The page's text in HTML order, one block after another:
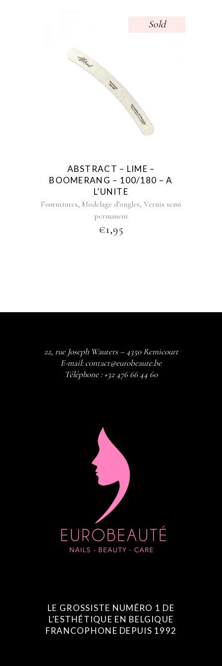
Sold
ABSTRACT – LIME –
BOOMERANG – 100/180 – A
L’UNITE
Fournitures, Modelage d’ongles, Vernis semi
permanent
€1,95
22, rue Joseph Wauters – 4350 Remicourt
E-mail:contact@eurobeaute.be
Téléphone :+32 476 66 44 60
LE GROSSISTE NUMÉRO 1 DE
L’ESTHÉTIQUE EN BELGIQUE
FRANCOPHONE DEPUIS 1992